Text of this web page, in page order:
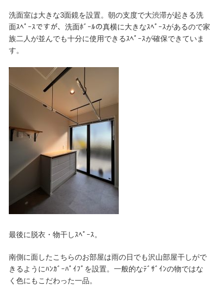
洗面室は大きな3面鏡を設置。朝の支度で大渋滞が起きる洗
面ｽﾍﾟｰｽですが、洗面ﾎﾞｰﾙの真横に大きなｽﾍﾟｰｽがあるので家
族二人が並んでも十分に使用できるｽﾍﾟｰｽが確保できていま
す。
最後に脱衣・物干しｽﾍﾟｰｽ。
南側に面したこちらのお部屋は雨の日でも沢山部屋干しがで
きるようにﾊﾝｶﾞｰﾊﾟｲﾌﾟを設置。一般的なﾃﾞｻﾞｲﾝの物ではな
く色にもこだわった一品。
本気注文住宅なら群馬の工務店｜楽屋（がくや）
お問い合わせ
楽屋トップ アクセス
資料請求